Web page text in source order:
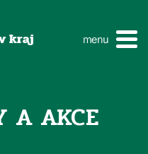
kraj menu
A AKCE